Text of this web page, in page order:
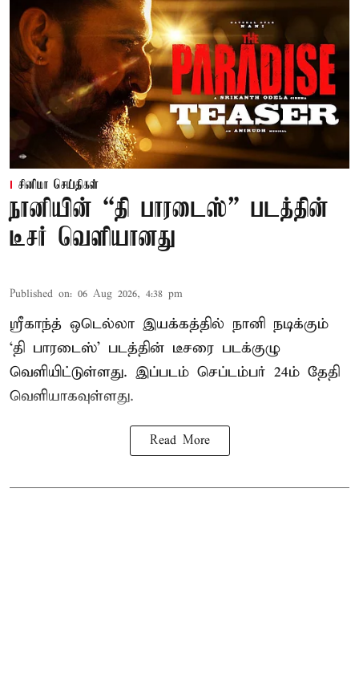
சினிமா செய்திகள்
நானியின் “தி பாரடைஸ்” படத்தின்
டீசர் வெளியானது
Published on: 06 Aug 2026, 4:38 pm
ஸ்ரீகாந்த் ஒடெல்லா இயக்கத்தில் நானி நடிக்கும்
‘தி பாரடைஸ்’ படத்தின் டீசரை படக்குழு
வெளியிட்டுள்ளது. இப்படம் செப்டம்பர் 24ம் தேதி
வெளியாகவுள்ளது.
Read More